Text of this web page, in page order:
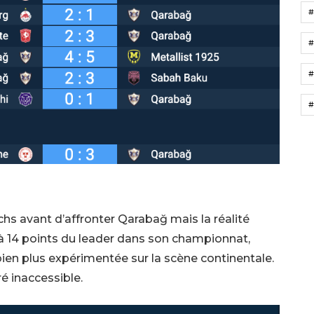
avant d’affronter Qarabağ mais la réalité
points du leader dans son championnat,
plus expérimentée sur la scène continentale.
inaccessible.